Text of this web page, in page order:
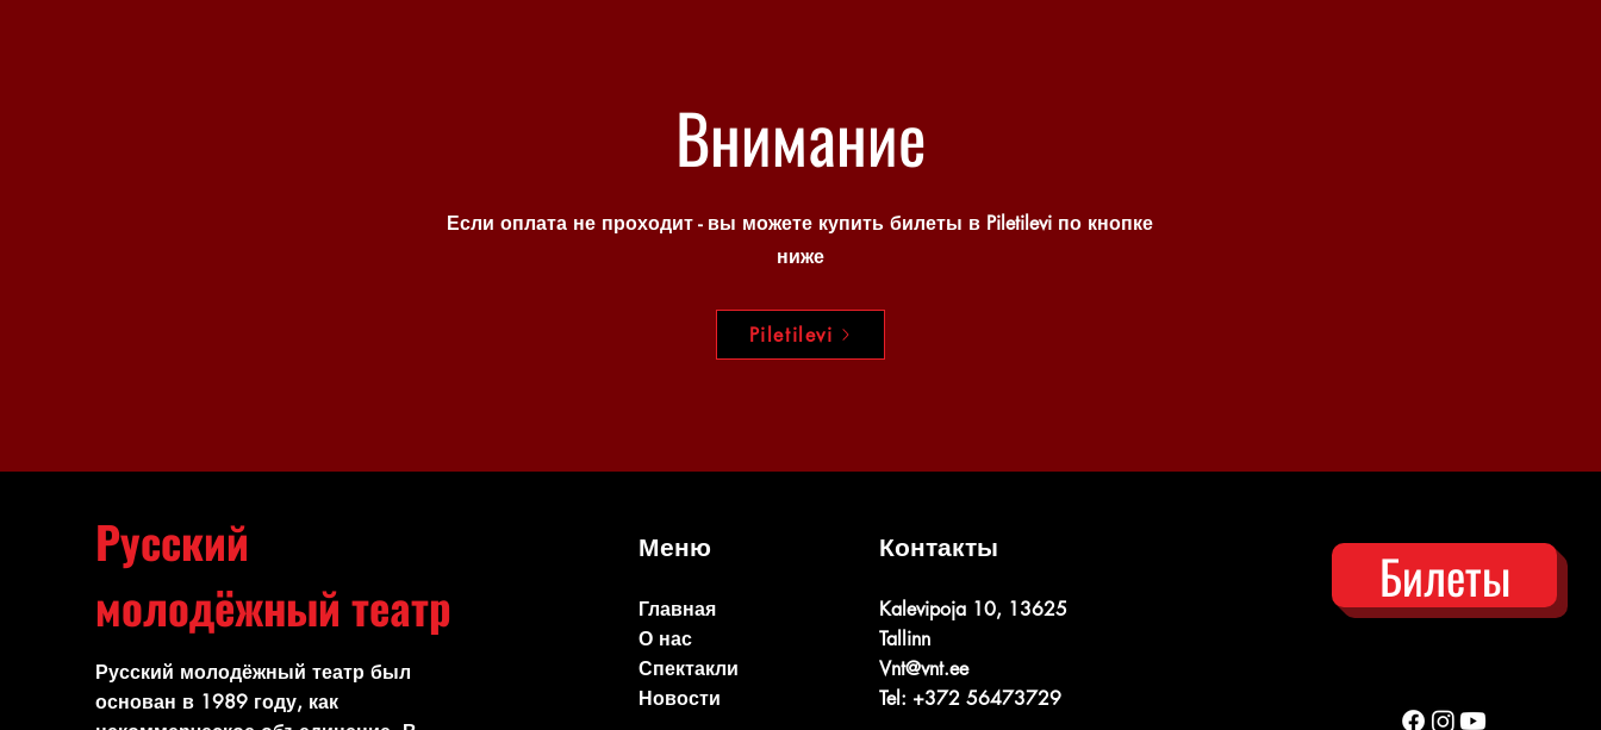
Внимание
Если оплата не проходит - вы можете купить билеты в Piletilevi по кнопке
ниже
Piletilevi
Русский
молодёжный театр
Русский молодёжный театр был
основан в 1989 году, как
Меню
Главная
О нас
Спектакли
Новости
Контакты
Kalevipoja 10, 13625
Tallinn
Vnt@vnt.ee
Tel: +372 56473729
Билеты